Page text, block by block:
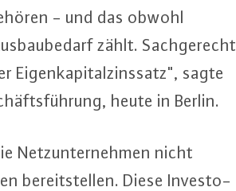
- und das obwohl
zählt. Sach­ge­recht
Ei­gen­ka­pi­tal­zins­satz", sagte
heute in Berlin.
Netz­un­ter­neh­men nicht
be­reit­stel­len. Diese In­ves­to­